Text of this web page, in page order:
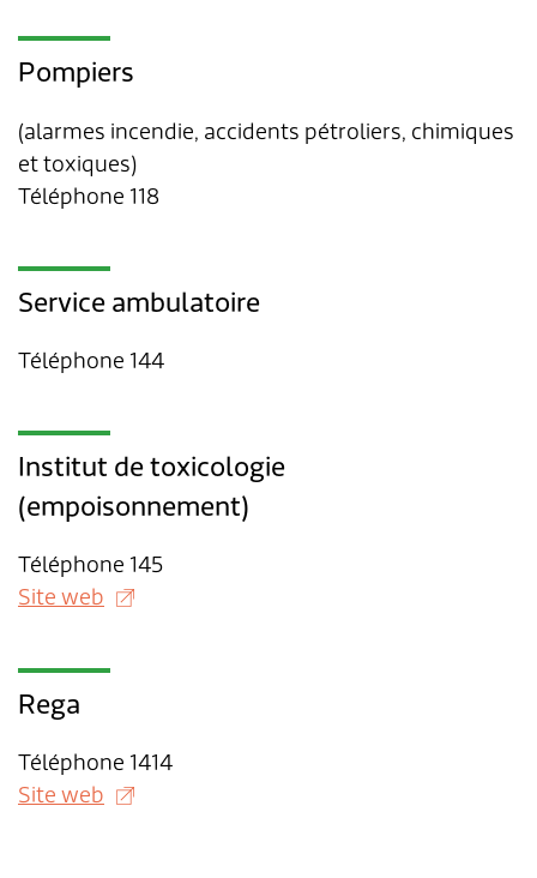
Pompiers
(alarmes incendie, accidents pétroliers, chimiques
et toxiques)
Téléphone 118
Service ambulatoire
Téléphone 144
Institut de toxicologie
(empoisonnement)
Téléphone 145
Site web
Rega
Téléphone 1414
Site web